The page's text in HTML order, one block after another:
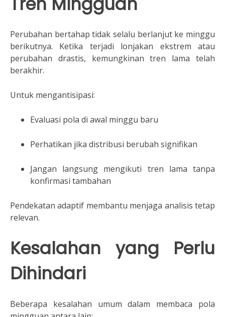
Perubahan bertahap tidak selalu berlanjut ke minggu
berikutnya. Ketika terjadi lonjakan ekstrem atau
perubahan drastis, kemungkinan tren lama telah
berakhir.
Untuk mengantisipasi:
Evaluasi pola di awal minggu baru
Perhatikan jika distribusi berubah signifikan
Jangan langsung mengikuti tren lama tanpa
konfirmasi tambahan
Pendekatan adaptif membantu menjaga analisis tetap
relevan.
Kesalahan yang Perlu
Dihindari
Beberapa kesalahan umum dalam membaca pola